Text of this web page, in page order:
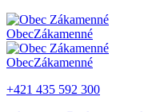
ObecZákamenné
ObecZákamenné
+421 435 592 300